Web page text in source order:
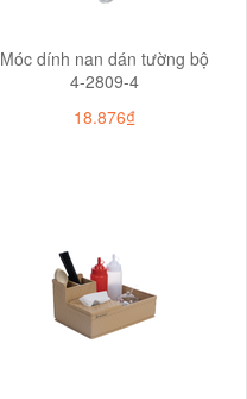
Móc dính nan dán tường bộ
4-2809-4
18.876₫